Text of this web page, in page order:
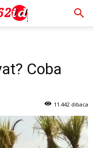
Coba
11.442 dibaca